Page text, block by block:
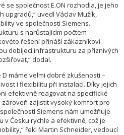
se společnost E.ON rozhodla, je jeho
upgradů,“ uvedl Václav Mužík,
ve společnosti Siemens.
s narůstajícím počtem
řešení přináší zákazníkovi
dobíjecí infrastrukturu za příznivých
dodal.
D máme velmi dobré zkušenosti –
i flexibilitu při instalaci. Díky jejich
efektivně reagovat na specifické
zajistit vysoký komfort pro
Siemens nám umožňuje
Česku rychle a efektivně, což je
řekl Martin Schneider, vedoucí